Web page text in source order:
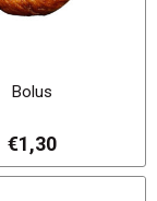
Bolus
€1,30